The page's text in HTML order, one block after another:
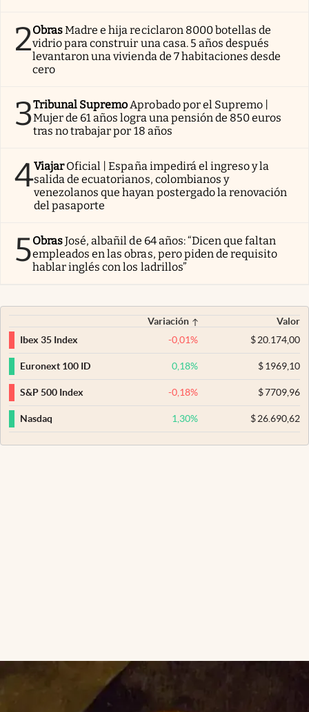
2ObrasMadre e hija reciclaron 8000 botellas de
vidrio para construir una casa. 5 años después
levantaron una vivienda de 7 habitaciones desde
cero
3Tribunal Supremo Aprobado por el Supremo |
Mujer de 61 años logra una pensión de 850 euros
tras no trabajar por 18 años
4Viajar Oficial | España impedirá el ingreso y la
salida de ecuatorianos, colombianos y
venezolanos que hayan postergado la renovación
del pasaporte
5ObrasJosé, albañil de 64 años: “Dicen que faltan
empleados en las obras, pero piden de requisito
hablar inglés con los ladrillos”
Variación
Valor
Ibex 35 Index
-0,01% $20.174,00
Euronext 100 ID 0,18% $1969,10
S&P 500 Index -0,18% $7709,96
Nasdaq 1,30% $26.690,62